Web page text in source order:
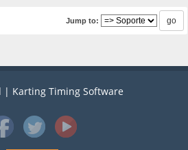
Jump to:
| Karting Timing Software